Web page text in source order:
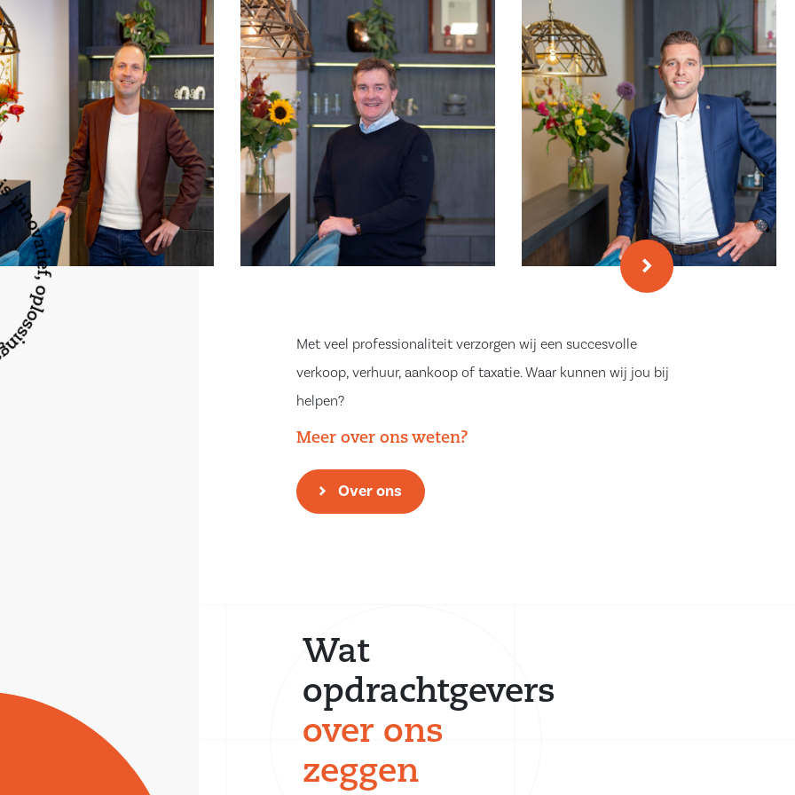
Met veel professionaliteit verzorgen wij een succesvolle
verkoop, verhuur, aankoop of taxatie. Waar kunnen wij jou bij
helpen?
Meer over ons weten?
Over ons
Wat
opdrachtgevers
over ons
zeggen